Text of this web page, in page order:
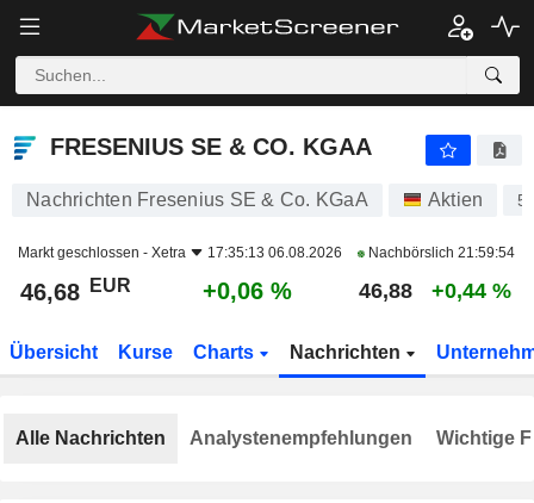
FRESENIUS SE & CO. KGAA
FRESENIUS SE & CO. KGAA
Nachrichten Fresenius SE & Co. KGaA Aktien
Markt geschlossen - Xetra 17:35:13 06.08.2026 Nachbörslich 21:59:54
46,68 EUR +0,06 % 46,88 +0,44 %
Übersicht Kurse Charts Nachrichten
Alle Nachrichten Analystenempfehlungen Wichtige